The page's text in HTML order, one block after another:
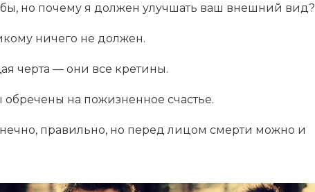
но почему я должен улучшать ваш внешний вид?
ничего не должен.
черта — они все кретины.
на пожизненное счастье.
правильно, но перед лицом смерти можно и